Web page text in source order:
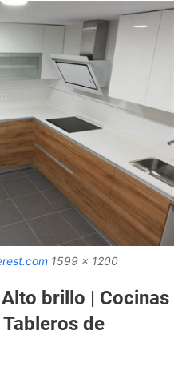
1599 x 1200
brillo | Cocinas
de